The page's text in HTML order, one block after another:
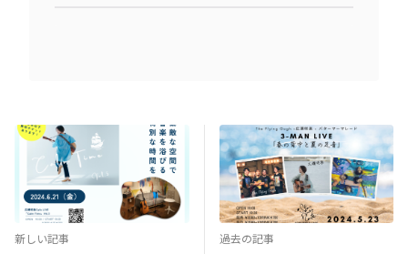
新しい記事 過去の記事